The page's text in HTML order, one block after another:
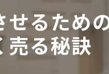
るため
売る秘訣